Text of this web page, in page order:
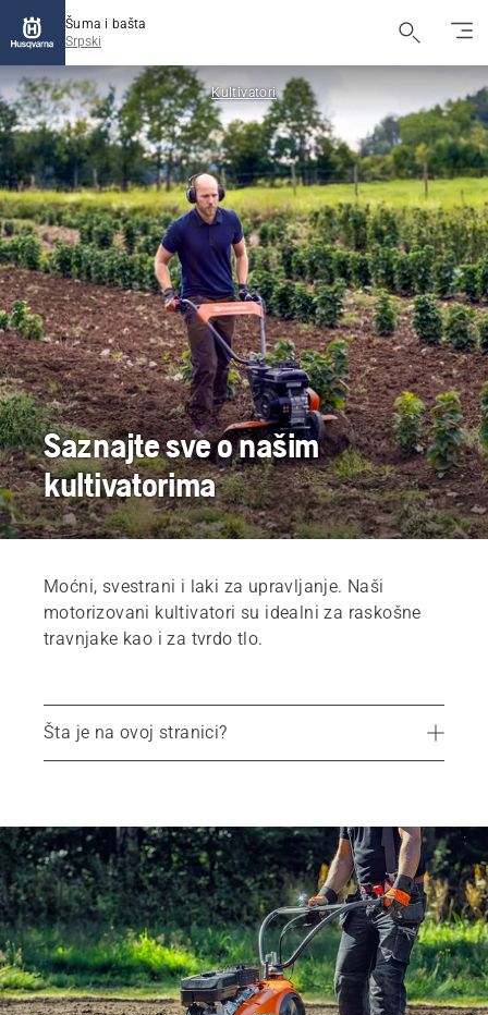
Šuma i bašta
Srpski
Kultivatori
Saznajte sve o našim
kultivatorima
Moćni, svestrani i laki za upravljanje. Naši
motorizovani kultivatori su idealni za raskošne
travnjake kao i za tvrdo tlo.
Šta je na ovoj stranici?
Preporučeni proizvodi
Delovi i oprema
Nađite lokalnog prodavca